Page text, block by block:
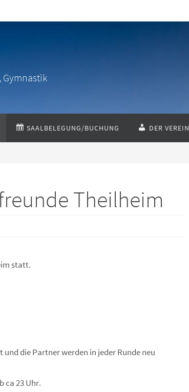
Gymnastik
SAALBELEGUNG/BUCHUNG DER VEREIN
Theilheim
statt.
und die Partner werden in jeder Runde neu
ca 23 Uhr.